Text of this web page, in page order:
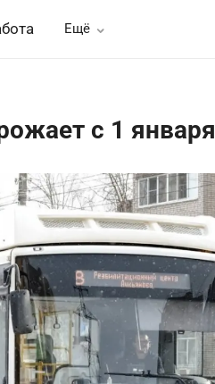
Ещё
с 1 января